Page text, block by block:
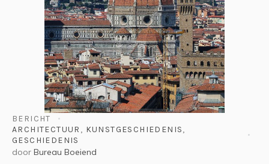
BERICHT
ARCHITECTUUR , KUNSTGESCHIEDENIS,
GESCHIEDENIS
door Bureau Boeiend